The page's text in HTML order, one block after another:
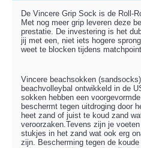
De Vincere Grip Sock is de Roll-
Met nog meer grip leveren deze
prestatie. De investering is het
jij met een, niet iets hogere
weet te blocken tijdens
Vincere beachsokken
beachvolleybal ontwikkeld in de
sokken hebben een
beschermt tegen uitdroging door
heet zand of juist te koud zand
veroorzaken.Tevens zijn je
stukjes in het zand wat ook erg
zijn. Bescherming tegen de